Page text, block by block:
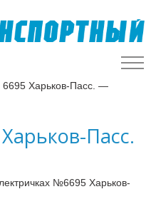
6695 Харьков-Пасс. —
Пасс.
№6695 Харьков-